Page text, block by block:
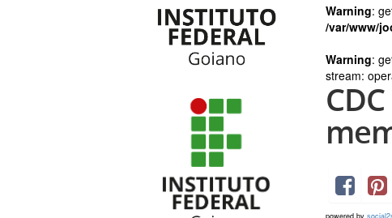
Warning:
/var/www/
Warning:
stream: